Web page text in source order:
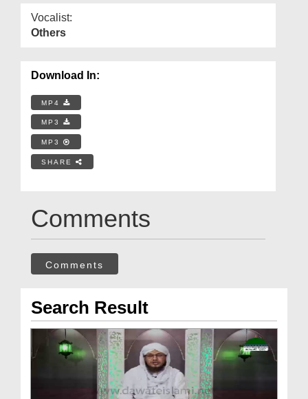
Vocalist:
Others
Download In:
MP4
MP3
MP3
SHARE
Comments
Comments
Search Result